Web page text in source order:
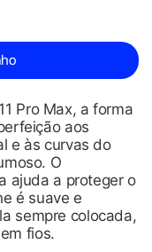
Pro Max, a forma
aos
e às curvas do
O
ajuda a proteger o
é suave e
sempre colocada,
fios.